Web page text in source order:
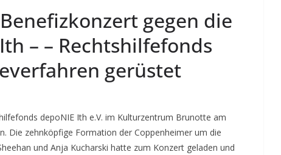
gegen die
– – Rechtshilfefonds
gerüstet
depoNIE Ith e.V. im Kulturzentrum Brunotte am
Die zehnköpfige Formation der Coppenheimer um die
und Anja Kucharski hatte zum Konzert geladen und